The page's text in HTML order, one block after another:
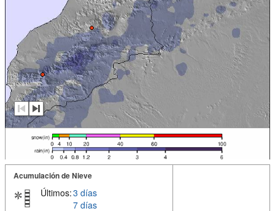
Acumulación de Nieve
Últimos:3 días
7 días